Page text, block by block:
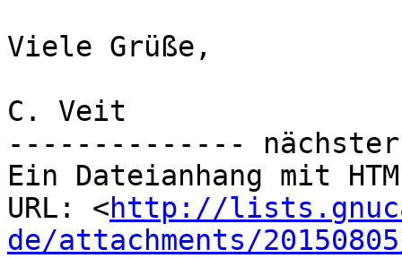
Viele Grüße,
C. Veit
--------------
Ein Dateianhang mit
URL: <http://
de/attachments/